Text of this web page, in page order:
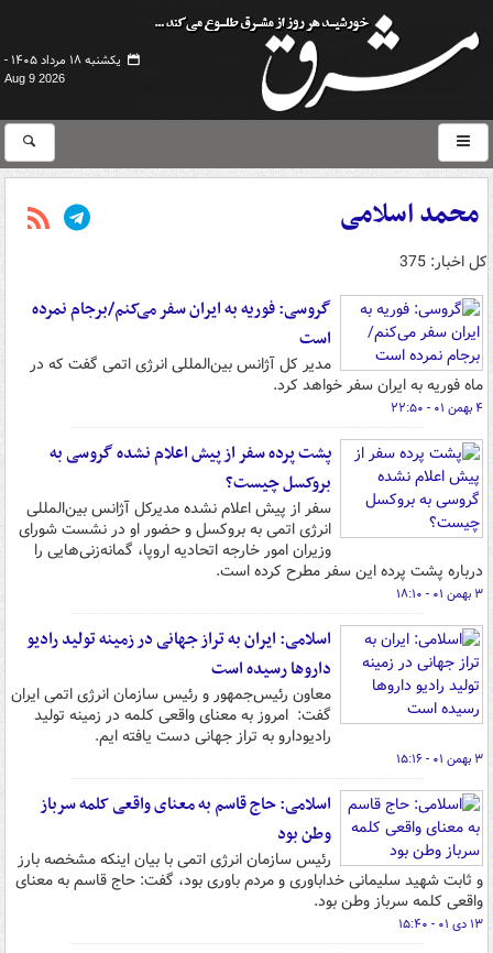
یکشنبه ۱۸ مرداد ۱۴۰۵ -
Aug 9 2026
محمد اسلامی
کل اخبار: 375
گروسی: فوریه به ایران سفر می‌کنم/برجام نمرده
است
مدیر کل آژانس بین‌المللی انرژی اتمی گفت که در
ماه فوریه به ایران سفر خواهد کرد.
۴ بهمن ۰۱ - ۲۲:۵۰
پشت پرده سفر از پیش ‌اعلام نشده گروسی به
بروکسل چیست؟
سفر از پیش اعلام نشده مدیرکل آژانس بین‌المللی
انرژی اتمی به بروکسل و حضور او در نشست شورای
وزیران امور خارجه اتحادیه اروپا، گمانه‌زنی‌هایی را
درباره پشت پرده این سفر مطرح کرده است.
۳ بهمن ۰۱ - ۱۸:۱۰
اسلامی: ایران به تراز جهانی در زمینه تولید رادیو
داروها رسیده است
معاون رئیس‌جمهور و رئیس سازمان انرژی اتمی ایران
گفت: امروز به معنای واقعی کلمه در زمینه تولید
رادیودارو به تراز جهانی دست یافته ایم.
۳ بهمن ۰۱ - ۱۵:۱۶
اسلامی: حاج قاسم به معنای واقعی کلمه سرباز
وطن بود
رئیس سازمان انرژی اتمی با بیان اینکه مشخصه بارز
و ثابت شهید سلیمانی خداباوری و مردم باوری بود، گفت: حاج قاسم به معنای
واقعی کلمه سرباز وطن بود.
۱۳ دی ۰۱ - ۱۵:۴۰